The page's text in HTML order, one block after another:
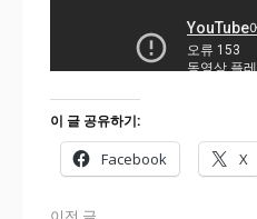
이 글 공유하기:
Facebook X